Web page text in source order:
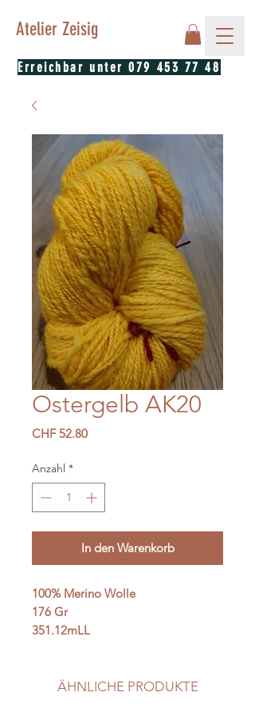
Erreichbar unter079 453 77 48
Atelier Zeisig
Ostergelb AK20
CHF 52.80Preis
Anzahl *
In den Warenkorb
100% Merino Wolle
176 Gr
351.12mLL
ÄHNLICHE PRODUKTE